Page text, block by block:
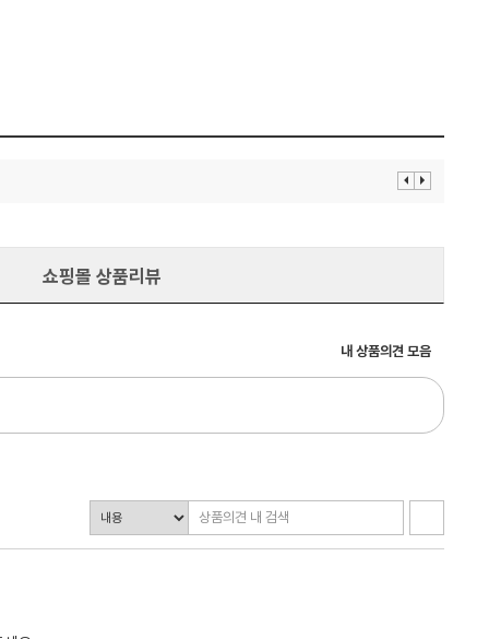
이 다
쇼핑몰 상품리뷰
내 상품의견 모음